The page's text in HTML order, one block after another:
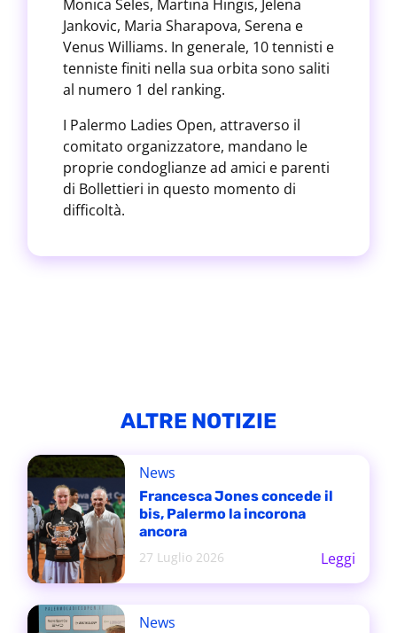
Monica Seles, Martina Hingis, Jelena
Jankovic, Maria Sharapova, Serena e
Venus Williams. In generale, 10 tennisti e
tenniste finiti nella sua orbita sono saliti
al numero 1 del ranking.
I Palermo Ladies Open, attraverso il
comitato organizzatore, mandano le
proprie condoglianze ad amici e parenti
di Bollettieri in questo momento di
difficoltà.
ALTRE NOTIZIE
News
Francesca Jones concede il
bis, Palermo la incorona
ancora
27 Luglio 2026
Leggi
News